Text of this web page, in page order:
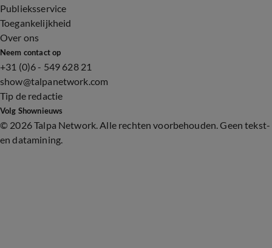
Publieksservice
Toegankelijkheid
Over ons
Neem contact op
+31 (0)6 - 549 628 21
show@talpanetwork.com
Tip de redactie
Volg Shownieuws
© 2026 Talpa Network. Alle rechten voorbehouden. Geen tekst-
en datamining.